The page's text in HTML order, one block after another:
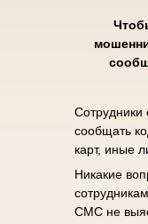
Сотрудники
сообщать
карт, иные
Никакие
СМС не